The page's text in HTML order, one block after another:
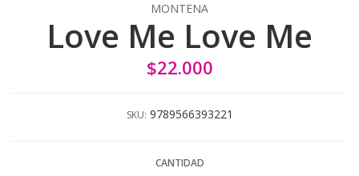
MONTENA
Love Me Love Me
$22.000
SKU: 9789566393221
CANTIDAD